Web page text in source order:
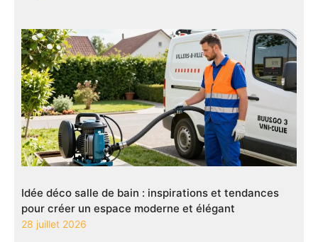
Idée déco salle de bain : inspirations et tendances
pour créer un espace moderne et élégant
28 juillet 2026